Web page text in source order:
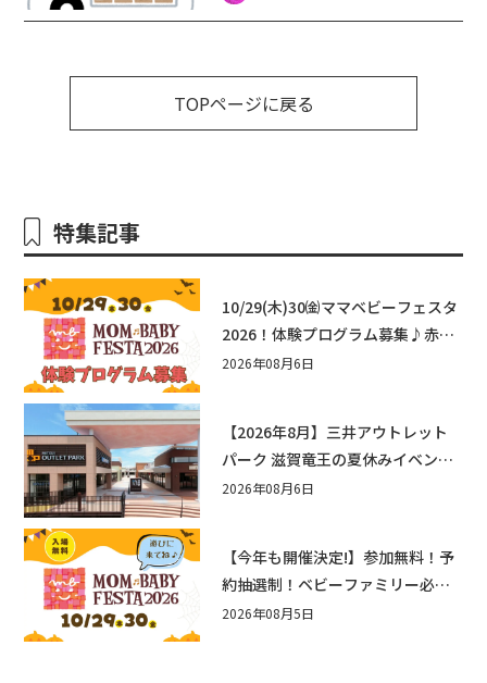
TOPページに戻る
特集記事
10/29(木)30㈮ママベビーフェスタ
2026！体験プログラム募集♪赤ち
ゃん向けイベントに出演しません
2026年08月6日
【2026年8月】三井アウトレット
パーク 滋賀竜王の夏休みイベント
まとめ！びしょぬれ水あそび・激
2026年08月6日
【今年も開催決定!】参加無料！予
約抽選制！ベビーファミリー必見
☆入場無料☆10/29(木)30(金)ママ
2026年08月5日